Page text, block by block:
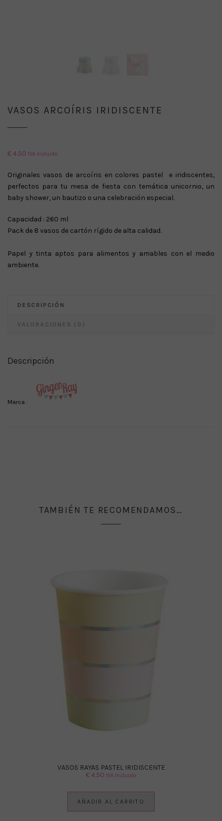
VASOS ARCOÍRIS IRIDISCENTE
€4.50 IVA Incluido
Originales vasos de arcoíris en colores pastel e iridiscentes,
perfectos para tu mesa de fiesta con temática unicornio, un
baby shower, un bautizo o una celebración especial.
Capacidad : 260 ml
Pack de 8 vasos de cartón rígido de alta calidad.
Papel y tinta aptos para alimentos y amables con el medio
ambiente.
DESCRIPCIÓN
VALORACIONES (0)
Descripción
Marca :
TAMBIÉN TE RECOMENDAMOS…
VASOS RAYAS PASTEL IRIDISCENTE
€4.50 IVA Incluido
AÑADIR AL CARRITO